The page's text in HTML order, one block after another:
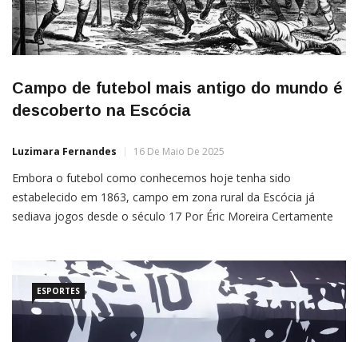
Campo de futebol mais antigo do mundo é
descoberto na Escócia
Luzimara Fernandes 16 De Maio De 2025
Embora o futebol como conhecemos hoje tenha sido
estabelecido em 1863, campo em zona rural da Escócia já
sediava jogos desde o século 17 Por Éric Moreira Certamente
a criação da Associação de Futebol em 1863, na […]
ESPORTES